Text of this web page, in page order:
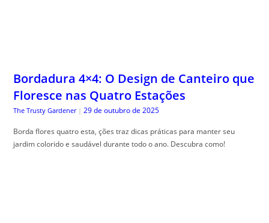
Bordadura 4×4: O Design de Canteiro que
Floresce nas Quatro Estações
The Trusty Gardener | 29 de outubro de 2025
Borda flores quatro esta, ções traz dicas práticas para manter seu
jardim colorido e saudável durante todo o ano. Descubra como!